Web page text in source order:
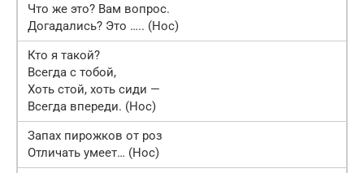
Что же это? Вам вопрос.
Догадались? Это ….. (Нос)
Кто я такой?
Всегда с тобой,
Хоть стой, хоть сиди —
Всегда впереди. (Нос)
Запах пирожков от роз
Отличать умеет… (Нос)